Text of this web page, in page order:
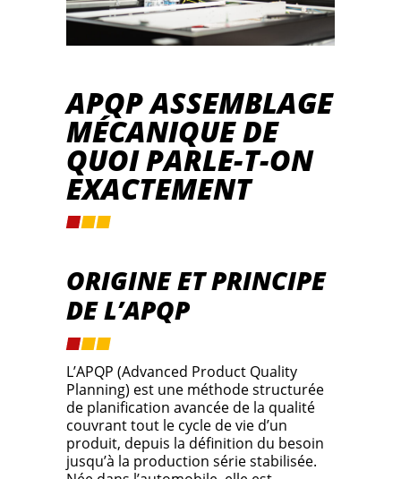
APQP ASSEMBLAGE
MÉCANIQUE DE
QUOI PARLE-T-ON
EXACTEMENT
ORIGINE ET PRINCIPE
DE L’APQP
L’APQP (Advanced Product Quality
Planning) est une méthode structurée
de planification avancée de la qualité
couvrant tout le cycle de vie d’un
produit, depuis la définition du besoin
jusqu’à la production série stabilisée.